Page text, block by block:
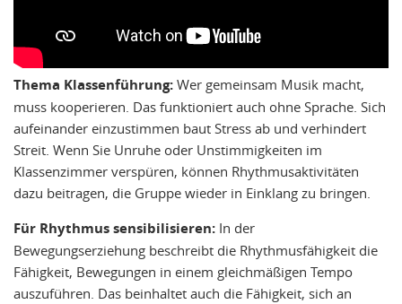
Thema Klassenführung: Wer gemeinsam Musik macht,
muss kooperieren. Das funktioniert auch ohne Sprache. Sich
aufeinander einzustimmen baut Stress ab und verhindert
Streit. Wenn Sie Unruhe oder Unstimmigkeiten im
Klassenzimmer verspüren, können Rhythmusaktivitäten
dazu beitragen, die Gruppe wieder in Einklang zu bringen.
Für Rhythmus sensibilisieren: In der
Bewegungserziehung beschreibt die Rhythmusfähigkeit die
Fähigkeit, Bewegungen in einem gleichmäßigen Tempo
auszuführen. Das beinhaltet auch die Fähigkeit, sich an